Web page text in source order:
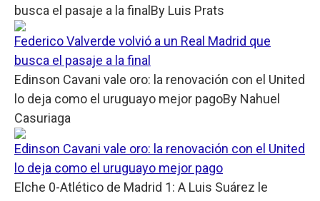
busca el pasaje a la final By Luis Prats
Federico Valverde volvió a un Real Madrid que
busca el pasaje a la final
Edinson Cavani vale oro: la renovación con el United
lo deja como el uruguayo mejor pagoBy Nahuel
Casuriaga
Edinson Cavani vale oro: la renovación con el United
lo deja como el uruguayo mejor pago
Elche 0-Atlético de Madrid 1: A Luis Suárez le